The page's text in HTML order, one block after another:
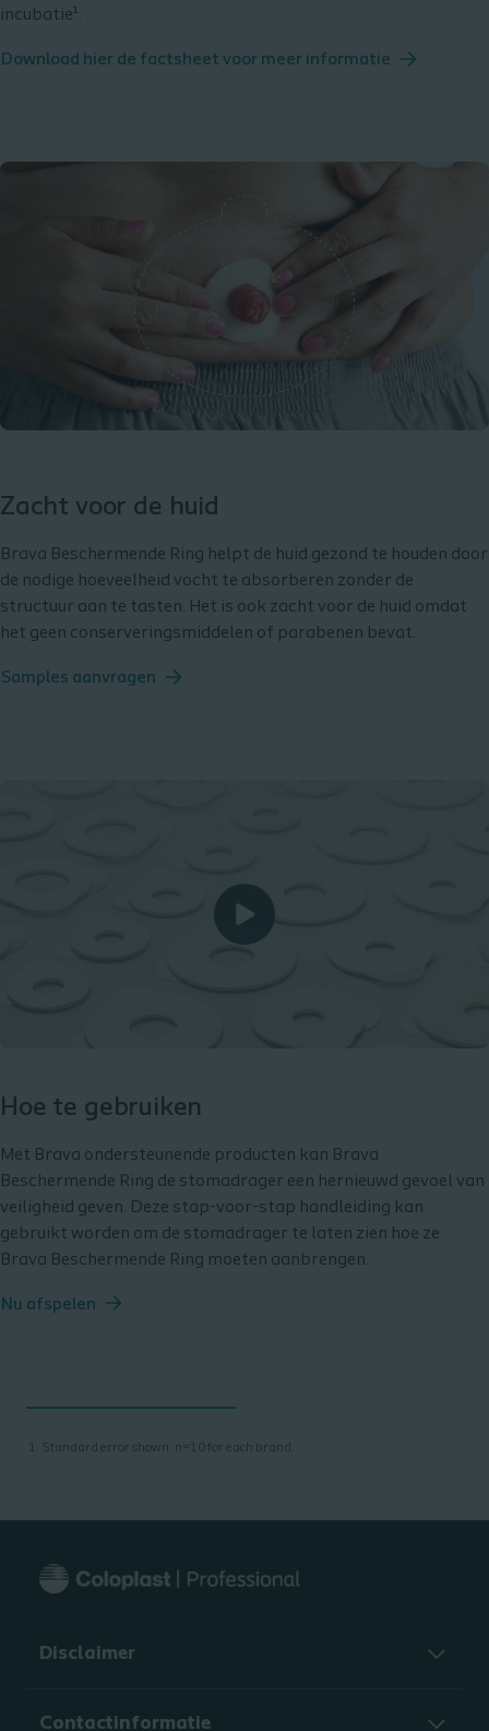
incubatie¹.
Download hier de factsheet voor meer informatie
Zacht voor de huid
Brava Beschermende Ring helpt de huid gezond te houden door
de nodige hoeveelheid vocht te absorberen zonder de
structuur aan te tasten. Het is ook zacht voor de huid omdat
het geen conserveringsmiddelen of parabenen bevat.
Samples aanvragen
Hoe te gebruiken
Met Brava ondersteunende producten kan Brava
Beschermende Ring de stomadrager een hernieuwd gevoel van
veiligheid geven. Deze stap-voor-stap handleiding kan
gebruikt worden om de stomadrager te laten zien hoe ze
Brava Beschermende Ring moeten aanbrengen.
Nu afspelen
Standard error shown. n=10 for each brand.
Disclaimer
Contactinformatie